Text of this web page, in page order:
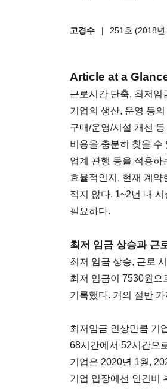
고경수 | 251호 (2018
Article at a
근로시간 단축, 최저임
기업의 생산, 운영 등
구매/운영/시설 개선
비용을 충분히 찾을 수
업계 관행 등을 적용하
효율적인지, 현재 계
적지 않다. 1~2년 내
필요하다.
최저 임금 상승과 근
최저 임금 상승, 근로
최저 임금이 7530원으
기록했다. 거의 절반
최저임금 인상만큼 기
68시간에서 52시간으
기업은 2020년 1월,
기업 입장에선 인건비